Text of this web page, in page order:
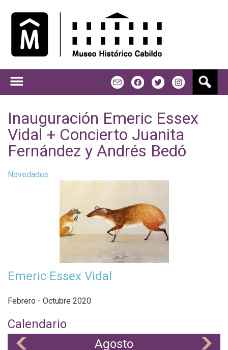
Inauguración Emeric Essex
Vidal + Concierto Juanita
Fernández y Andrés Bedó
Novedades
Emeric Essex Vidal
Febrero - Octubre 2020
Calendario
Agosto
s
a